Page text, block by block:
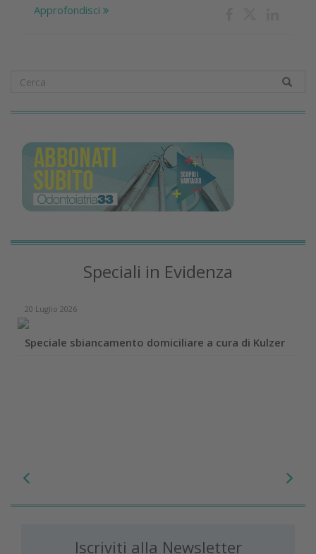
Approfondisci
Speciali in Evidenza
20 Luglio 2026
Speciale sbiancamento domiciliare a cura di Kulzer
Iscriviti alla Newsletter